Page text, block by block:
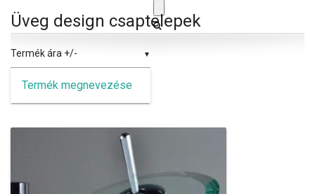
Üveg design csaptelepek
Termék ára +/-
Termék megnevezése